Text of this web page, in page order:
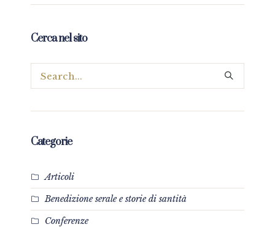
Cerca nel sito
Categorie
Articoli
Benedizione serale e storie di santità
Conferenze